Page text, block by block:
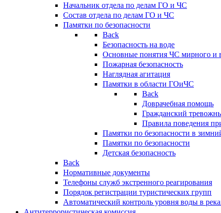
Начальник отдела по делам ГО и ЧС
Состав отдела по делам ГО и ЧС
Памятки по безопасности
Back
Безопасность на воде
Основные понятия ЧС мирного и
Пожарная безопасность
Наглядная агитация
Памятки в области ГОиЧС
Back
Доврачебная помощь
Гражданский
Правила поведения
Памятки по безопасности в
Памятки по безопасности
Детская безопасность
Back
Нормативные документы
Телефоны служб экстренного реагирования
Порядок регистрации туристических групп
Автоматический контроль уровня воды в